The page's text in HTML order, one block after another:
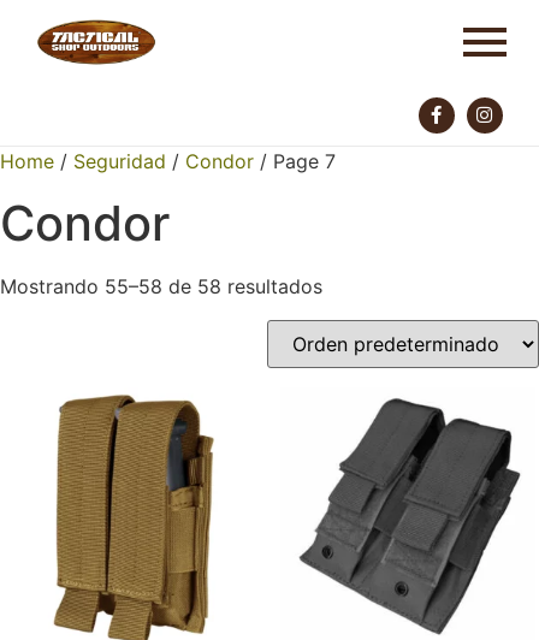
Home / Seguridad / Condor / Page 7
Condor
Mostrando 55–58 de 58 resultados